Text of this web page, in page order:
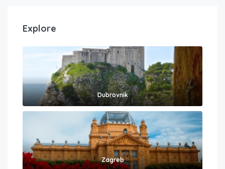
Explore
Dubrovnik
Zagreb